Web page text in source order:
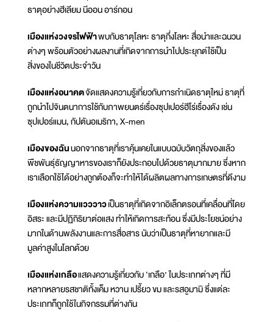
ธาตุอย่างฮีเลียม นีออน อาร์กอน
เมืองแห่งวงจรไฟฟ้าพบกับธาตุโลหะ ธาตุกึ่งโลหะ สื่อนำและฉนวน
ต่างๆ พร้อมตัวอย่างผลงานที่เกิดจากการนำไปประยุกต์ใช้เป็น
สิ่งของในชีวิตประจำวัน
เมืองแห่งอนาคตจัดแสดงความรู้เกี่ยวกับการกำเนิดธาตุใหม่ ธาตุที่
ถูกนำไปจินตนาการใช้กับภาพยนตร์เรื่องซุปเปอร์ฮีโร่เรื่องดัง เช่น
ซุปเปอร์แมน, กัปตันอเมริกา, X-men
เมืองของฉันนอกจากธาตุที่เราคุ้นเคยในแบบฉบับวัตถุสิ่งของแล้ว
พืชพันธุ์ธัญญาหารของเราก็ยังประกอบไปด้วยธาตุมากมาย ซึ่งหาก
เราเลือกใช้ได้อย่างถูกต้องก็จะทำให้ได้ผลิตผลทางการเกษตรที่ดีงาม
เมืองแห่งความแวววาวเป็นธาตุที่เกิดจากอิเล็กตรอนที่เคลื่อนที่โดย
อิสระ และมีปฏิกิริยาต่อแสง ทำให้เกิดการสะท้อน ซึ่งมีประโยชน์อย่าง
มากในด้านพลังงานและการสื่อสาร นับว่าเป็นธาตุที่หายากและมี
มูลค่าสูงในโลกด้วย
เมืองแห่งเกลือแสดงความรู้เกี่ยวกับ ‘เกลือ’ ในประเภทต่างๆ ที่มี
หลากหลายรสชาติทั้งเค็ม หวาน เปรี้ยว ขม และรสอูมามิ ซึ่งแต่ละ
ประเภทก็ถูกใช้ในกิจกรรมที่ต่างกัน